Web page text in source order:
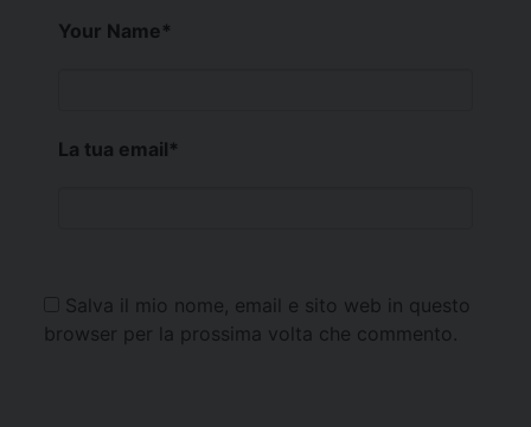
Your Name*
La tua email*
Salva il mio nome, email e sito web in questo
browser per la prossima volta che commento.